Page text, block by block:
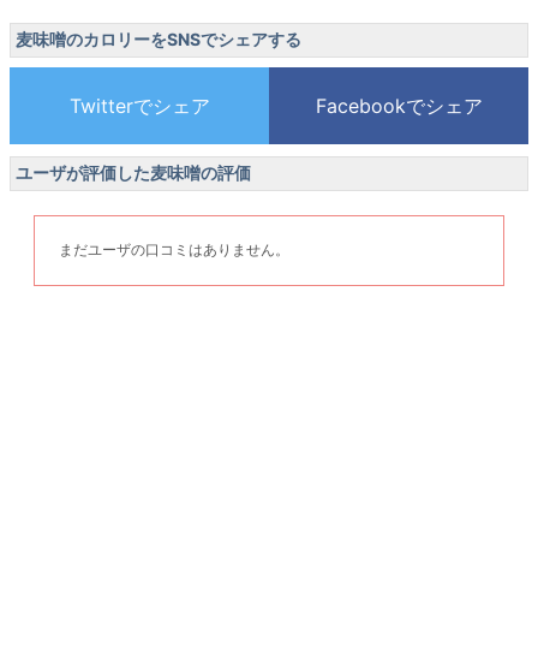
麦味噌のカロリーをSNSでシェアする
ユーザが評価した麦味噌の評価
まだユーザの口コミはありません。